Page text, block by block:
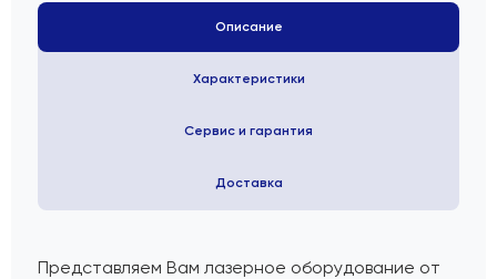
Описание
Характеристики
Сервис и гарантия
Доставка
Представляем Вам лазерное оборудование от